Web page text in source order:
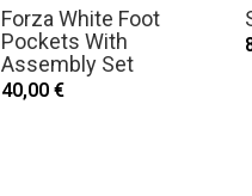
Forza White Foot
Pockets With
Assembly Set
40,00 €